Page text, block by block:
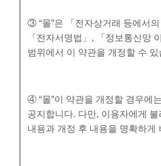
③ “몰”은 「전자상거래 등에서
「전자서명법」, 「정보통신망
범위에서 이 약관을 개정할 수 있
④ “몰”이 약관을 개정할 경우에
공지합니다. 다만, 이용자에게
내용과 개정 후 내용을 명확하